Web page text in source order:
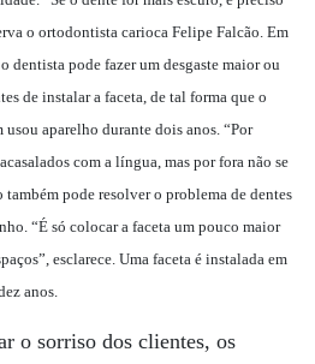
o ortodontista carioca Felipe Falcão. Em
dentista pode fazer um desgaste maior ou
de instalar a faceta, de tal forma que o
usou aparelho durante dois anos. “Por
com a língua, mas por fora não se
pode resolver o problema de dentes
“É só colocar a faceta um pouco maior
esclarece. Uma faceta é instalada em
anos.
o sorriso dos clientes, os